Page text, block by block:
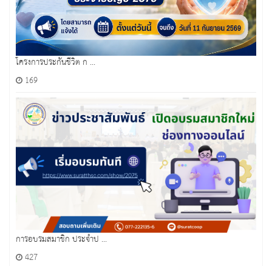
โครงการประกันชีวิต ก ...
169
การอบรมสมาชิก ประจำป ...
427